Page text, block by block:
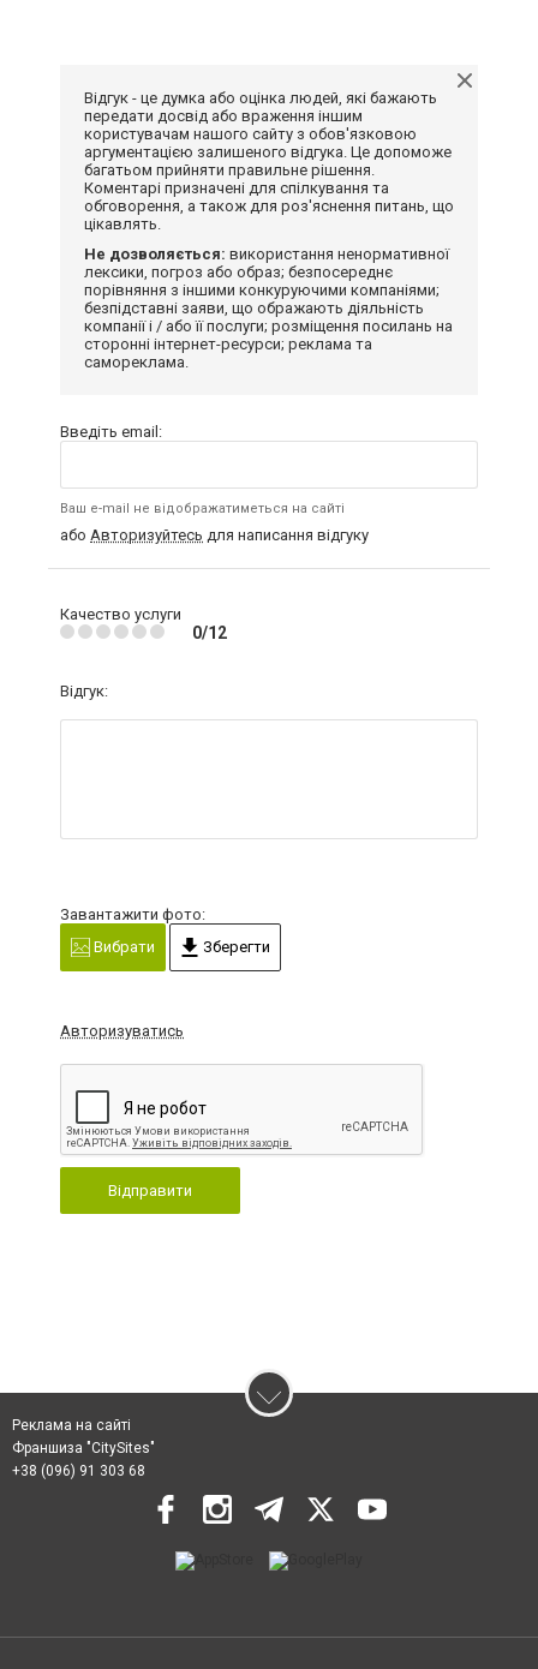
Відгук - це думка або оцінка людей, які бажають
передати досвід або враження іншим
користувачам нашого сайту з обов'язковою
аргументацією залишеного відгука. Це допоможе
багатьом прийняти правильне рішення.
Коментарі призначені для спілкування та
обговорення, а також для роз'яснення питань, що
цікавлять.
Не дозволяється: використання ненормативної
лексики, погроз або образ; безпосереднє
порівняння з іншими конкуруючими компаніями;
безпідставні заяви, що ображають діяльність
компанії і / або її послуги; розміщення посилань на
сторонні інтернет-ресурси; реклама та
самореклама.
Введіть email:
Ваш e-mail не відображатиметься на сайті
або Авторизуйтесь для написання відгуку
Качество услуги
0/12
Відгук:
Завантажити фото:
Вибрати
Зберегти
Авторизуватись
Відправити
Реклама на сайті
Франшиза "CitySites"
+38 (096) 91 303 68